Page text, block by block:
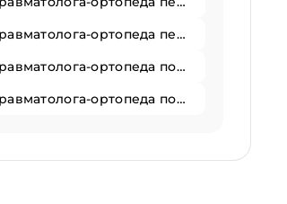
Прием (осмотр, консультация) врача-травматолога-ортопеда первичный
Прием (осмотр, консультация) врача-травматолога-ортопеда повторный
Прием (осмотр, консультация) врача-травматолога-ортопеда повторный